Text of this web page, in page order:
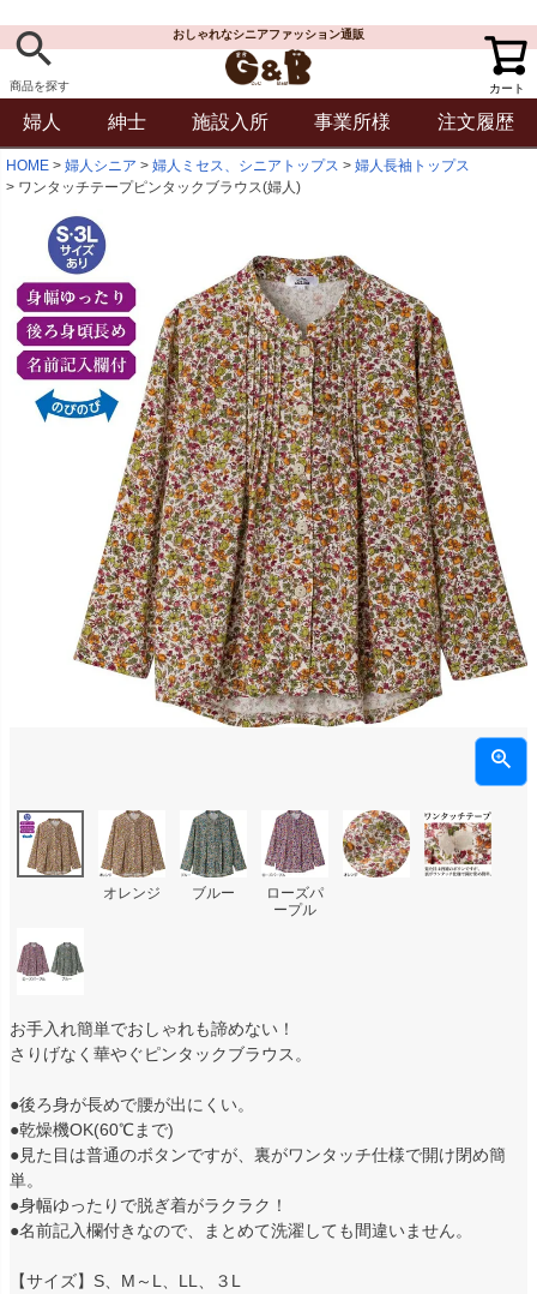
商品を探す
おしゃれなシニアファッション通販
カート
婦人 紳士 施設入所 事業所様 注文履歴
HOME 婦人シニア 婦人ミセス、シニアトップス
婦人長袖トップス
ワンタッチテープピンタックブラウス(婦人)
オレンジ ブルー
ローズパ
ープル
お手入れ簡単でおしゃれも諦めない！
さりげなく華やぐピンタックブラウス。
●後ろ身が長めで腰が出にくい。
●乾燥機OK(60℃まで)
●見た目は普通のボタンですが、裏がワンタッチ仕様で開け閉め簡
単。
●身幅ゆったりで脱ぎ着がラクラク！
●名前記入欄付きなので、まとめて洗濯しても間違いません。
【サイズ】S、M～L、LL、３L